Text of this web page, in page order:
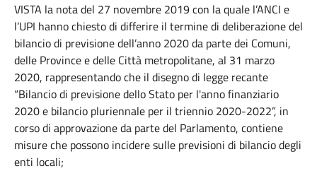
VISTA la nota del 27 novembre 2019 con la quale l’ANCI e
l’UPI hanno chiesto di differire il termine di deliberazione del
bilancio di previsione dell’anno 2020 da parte dei Comuni,
delle Province e delle Città metropolitane, al 31 marzo
2020, rappresentando che il disegno di legge recante
“Bilancio di previsione dello Stato per l'anno finanziario
2020 e bilancio pluriennale per il triennio 2020-2022”, in
corso di approvazione da parte del Parlamento, contiene
misure che possono incidere sulle previsioni di bilancio degli
enti locali;